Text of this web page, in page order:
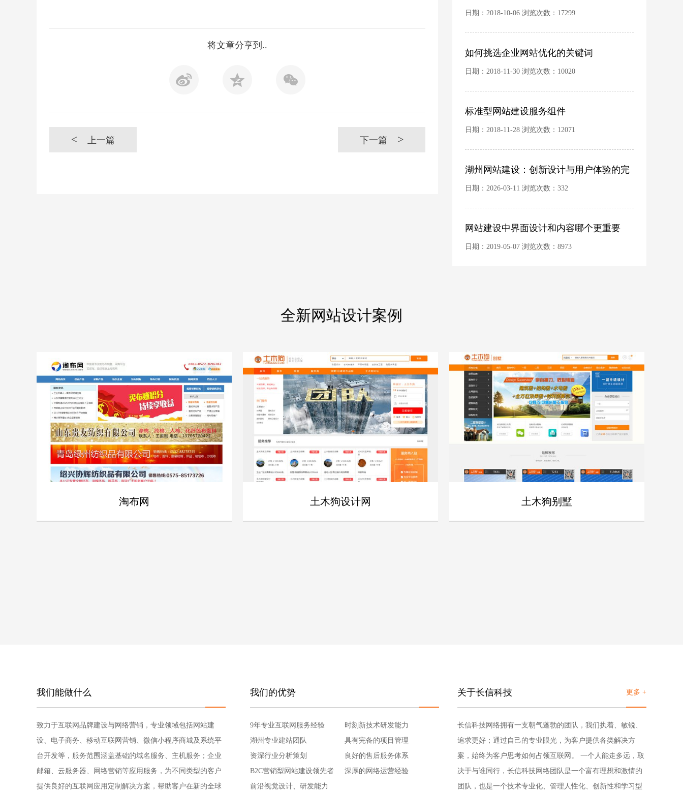
将文章分享到..
< 上一篇 下一篇 >
果？
日期：2018-10-06 浏览次数：17299
如何挑选企业网站优化的关键词
日期：2018-11-30 浏览次数：10020
标准型网站建设服务组件
日期：2018-11-28 浏览次数：12071
湖州网站建设：创新设计与用户体验的完
美融合
日期：2026-03-11 浏览次数：332
网站建设中界面设计和内容哪个更重要
日期：2019-05-07 浏览次数：8973
全新网站设计案例
淘布网 土木狗设计网 土木狗别墅
我们能做什么
致力于互联网品牌建设与网络营销，专业领域包括网站建
设、电子商务、移动互联网营销、微信小程序商城及系统平
台开发等，服务范围涵盖基础的域名服务、主机服务；企业
邮箱、云服务器、网络营销等应用服务，为不同类型的客户
提供良好的互联网应用定制解决方案，帮助客户在新的全球
我们的优势
9年专业互联网服务经验
湖州专业建站团队
资深行业分析策划
B2C营销型网站建设领先者
前沿视觉设计、研发能力
时刻新技术研发能力
具有完备的项目管理
良好的售后服务体系
深厚的网络运营经验
更多 +
关于长信科技
长信科技网络拥有一支朝气蓬勃的团队，我们执着、敏锐、
追求更好；通过自己的专业眼光，为客户提供各类解决方
案，始终为客户思考如何占领互联网。 一个人能走多远，取
决于与谁同行，长信科技网络团队是一个富有理想和激情的
团队，也是一个技术专业化、管理人性化、创新性和学习型